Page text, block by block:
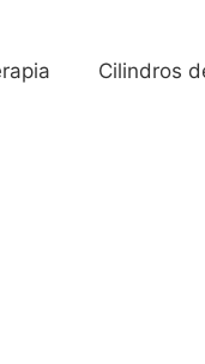
Cilindros